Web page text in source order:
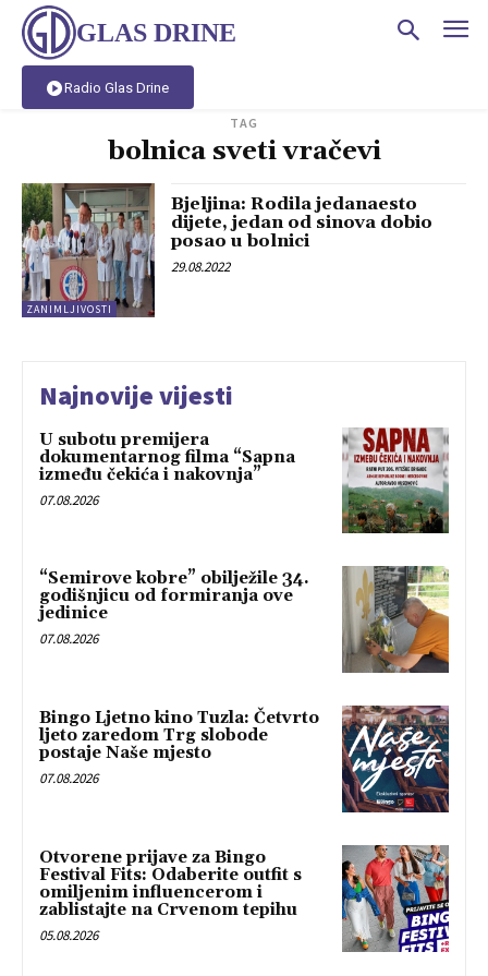
GLAS DRINE
Radio Glas Drine
TAG
bolnica sveti vračevi
ZANIMLJIVOSTI
Bjeljina: Rodila jedanaesto
dijete, jedan od sinova dobio
posao u bolnici
29.08.2022
Najnovije vijesti
U subotu premijera
dokumentarnog filma “Sapna
između čekića i nakovnja”
07.08.2026
“Semirove kobre” obilježile 34.
godišnjicu od formiranja ove
jedinice
07.08.2026
Bingo Ljetno kino Tuzla: Četvrto
ljeto zaredom Trg slobode
postaje Naše mjesto
07.08.2026
Otvorene prijave za Bingo
Festival Fits: Odaberite outfit s
omiljenim influencerom i
zablistajte na Crvenom tepihu
05.08.2026